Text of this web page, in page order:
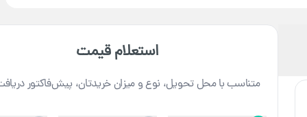
استعلام قیمت
متناسب با محل تحویل، نوع و میزان خریدتان، پیش‌فاکتور